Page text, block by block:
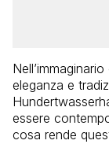
eleganza e
essere
cosa rende